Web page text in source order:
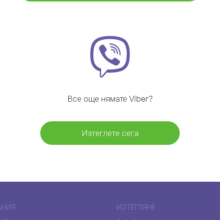
Все още нямате Viber?
Изтеглете сега
ИЗТЕГЛЯНЕ